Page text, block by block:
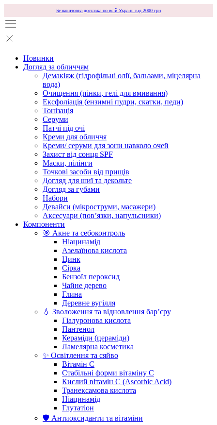
Безкоштовна доставка по всій Україні від 2000 грн
Новинки
Догляд за обличчям
Демакіяж (гідрофільні олії, бальзами, міцелярна
вода)
Очищення (пінки, гелі для вмивання)
Ексфоліація (ензимні пудри, скатки, педи)
Тонізація
Серуми
Патчі під очі
Креми для обличчя
Креми/ серуми для зони навколо очей
Захист від сонця SPF
Маски, пілінги
Точкові засоби від прищів
Догляд для шиї та декольте
Догляд за губами
Набори
Девайси (мікроструми, масажери)
Аксесуари (повʼязки, напульсники)
Компоненти
🎯 Акне та себоконтроль
Ніацинамід
Азелаїнова кислота
Цинк
Сірка
Бензоїл пероксид
Чайне дерево
Глина
Деревне вугілля
💧 Зволоження та відновлення бар’єру
Гіалуронова кислота
Пантенол
Кераміди (цераміди)
Ламелярна косметика
✨ Освітлення та сяйво
Вітамін С
Стабільні форми вітаміну С
Кислий вітамін С (Ascorbic Acid)
Транексамова кислота
Ніацинамід
Глутатіон
🛡️ Антиоксиданти та вітаміни